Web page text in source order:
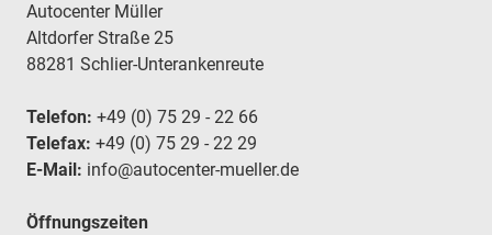
Autocenter Müller
Altdorfer Straße 25
88281 Schlier-Unterankenreute
Telefon: +49 (0) 75 29 - 22 66
Telefax: +49 (0) 75 29 - 22 29
E-Mail: info@autocenter-mueller.de
Öffnungszeiten